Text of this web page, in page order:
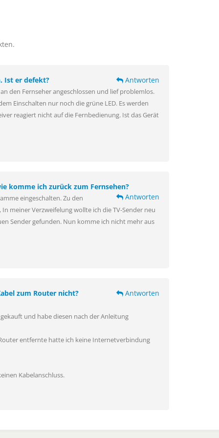
Ist er defekt? Antworten
an den Fernseher angeschlossen und lief problemlos.
Einschalten nur noch die grüne LED. Es werden
reagiert nicht auf die Fernbedienung. Ist das Gerät
komme ich zurück zum Fernsehen?
Antworten
eingeschalten. Zu den
meiner Verzweifelung wollte ich die TV-Sender neu
Sender gefunden. Nun komme ich nicht mehr aus
zum Router nicht? Antworten
und habe diesen nach der Anleitung
entfernte hatte ich keine Internetverbindung
Kabelanschluss.